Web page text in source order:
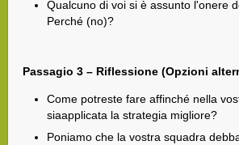
Qualcuno di voi si è assunto l'onere
Perché (no)?
Passagio 3 – Riflessione (Opzioni
Come potreste fare affinché nella
siaapplicata la strategia migliore?
Poniamo che la vostra squadra